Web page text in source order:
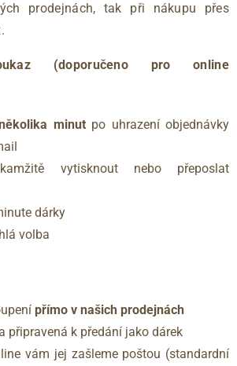
prodejnách, tak při nákupu přes
(doporučeno pro online
minutpo uhrazení objednávky
vytisknout nebo přeposlat
dárky
volba
přímo v našich prodejnách
připravená k předání jako dárek
vám jej zašleme poštou (standardní